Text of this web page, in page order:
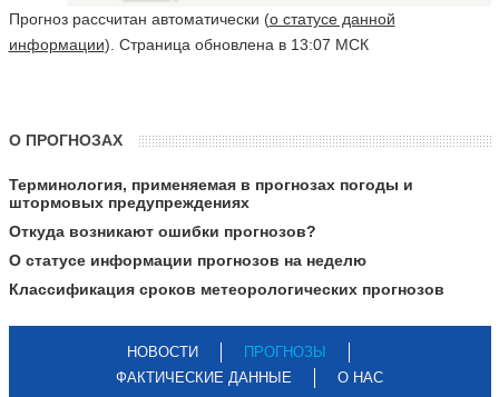
Прогноз рассчитан автоматически (о статусе данной
информации). Страница обновлена в 13:07 МСК
О ПРОГНОЗАХ
Терминология, применяемая в прогнозах погоды и
штормовых предупреждениях
Откуда возникают ошибки прогнозов?
О статусе информации прогнозов на неделю
Классификация сроков метеорологических прогнозов
НОВОСТИ
ПРОГНОЗЫ
ФАКТИЧЕСКИЕ ДАННЫЕ
О НАС